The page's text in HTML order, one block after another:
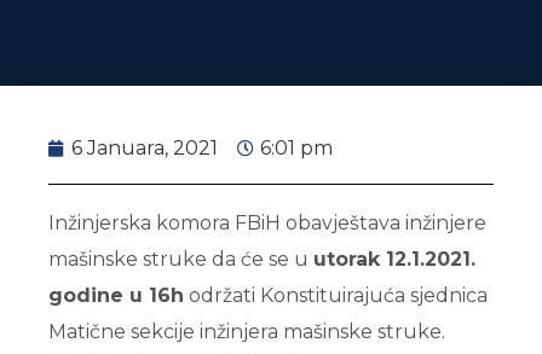
6 Januara, 2021 6:01 pm
Inžinjerska komora FBiH obavještava inžinjere
mašinske struke da će se u utorak 12.1.2021.
godine u 16h održati Konstituirajuća sjednica
Matične sekcije inžinjera mašinske struke.